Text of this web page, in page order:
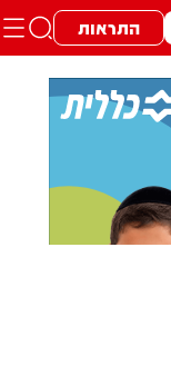
התראות